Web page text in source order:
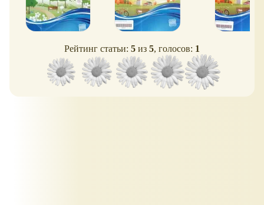
Рейтинг статьи: 5 из 5, голосов: 1